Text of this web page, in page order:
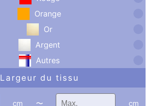
Orange
Or
Argent
Autres
Largeur du tissu
cm 〜 cm